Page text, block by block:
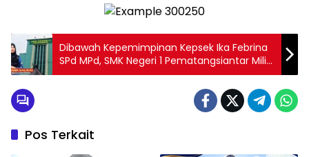
Dibawah Kepemimpinan Kepsek Ika Febrina
SPd MPd, SMK Negeri 1 Pematangsiantar Miliki
Segudang Prestasi
Pos Terkait